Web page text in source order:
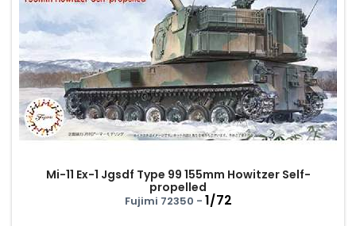
Mi-11 Ex-1 Jgsdf Type 99 155mm Howitzer Self-
propelled
Fujimi 72350 - 1/72